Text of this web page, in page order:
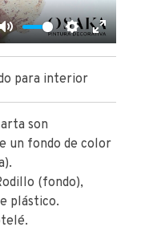
Mute Settings
Enter
para interior
son
un fondo de color
(fondo),
plástico.